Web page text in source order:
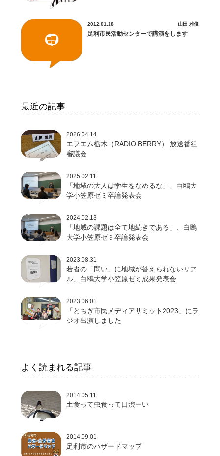
2012.01.18
足利市民活動センターで講演をします
山田 雅俊
最近の記事
2026.04.14
エフエム栃木（RADIO BERRY） 放送番組
審議会
2025.02.11
「地域の大人は学生をなめるな」、白鴎大
学小笠原ゼミ卒論発表会
2024.02.13
「地域の課題は全て地続きである」、白鴎
大学小笠原ゼミ卒論発表会
2023.08.31
若者の「問い」に地域が答えられないリア
ル、白鴎大学小笠原ゼミ成果発表会
2023.06.01
「とちぎ市民メディアサミット2023」にラ
ジオ出演しました
よく読まれる記事
2014.05.11
土食って虫食って口渋ーい
2014.09.01
足利市のハザードマップ